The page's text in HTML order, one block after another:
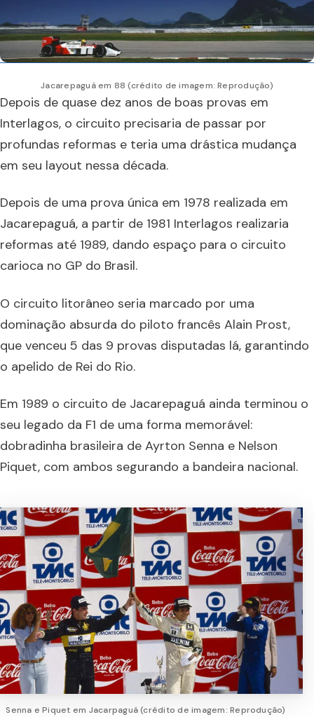
Jacarepaguá em 88 (crédito de imagem: Reprodução)
Depois de quase dez anos de boas provas em
Interlagos, o circuito precisaria de passar por
profundas reformas e teria uma drástica mudança
em seu layout nessa década.
Depois de uma prova única em 1978 realizada em
Jacarepaguá, a partir de 1981 Interlagos realizaria
reformas até 1989, dando espaço para o circuito
carioca no GP do Brasil.
O circuito litorâneo seria marcado por uma
dominação absurda do piloto francês Alain Prost,
que venceu 5 das 9 provas disputadas lá, garantindo
o apelido de Rei do Rio.
Em 1989 o circuito de Jacarepaguá ainda terminou o
seu legado da F1 de uma forma memorável:
dobradinha brasileira de Ayrton Senna e Nelson
Piquet, com ambos segurando a bandeira nacional.
Senna e Piquet em Jacarpaguá (crédito de imagem: Reprodução)